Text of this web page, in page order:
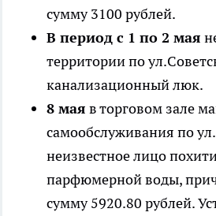
сумму 3100 рублей.
В период с 1 по 2 мая
территории по
канализационный люк.
8 мая в торговом зале
самообслуживания по
неизвестное лицо
парфюмерной воды,
сумму 5920.80 рублей.